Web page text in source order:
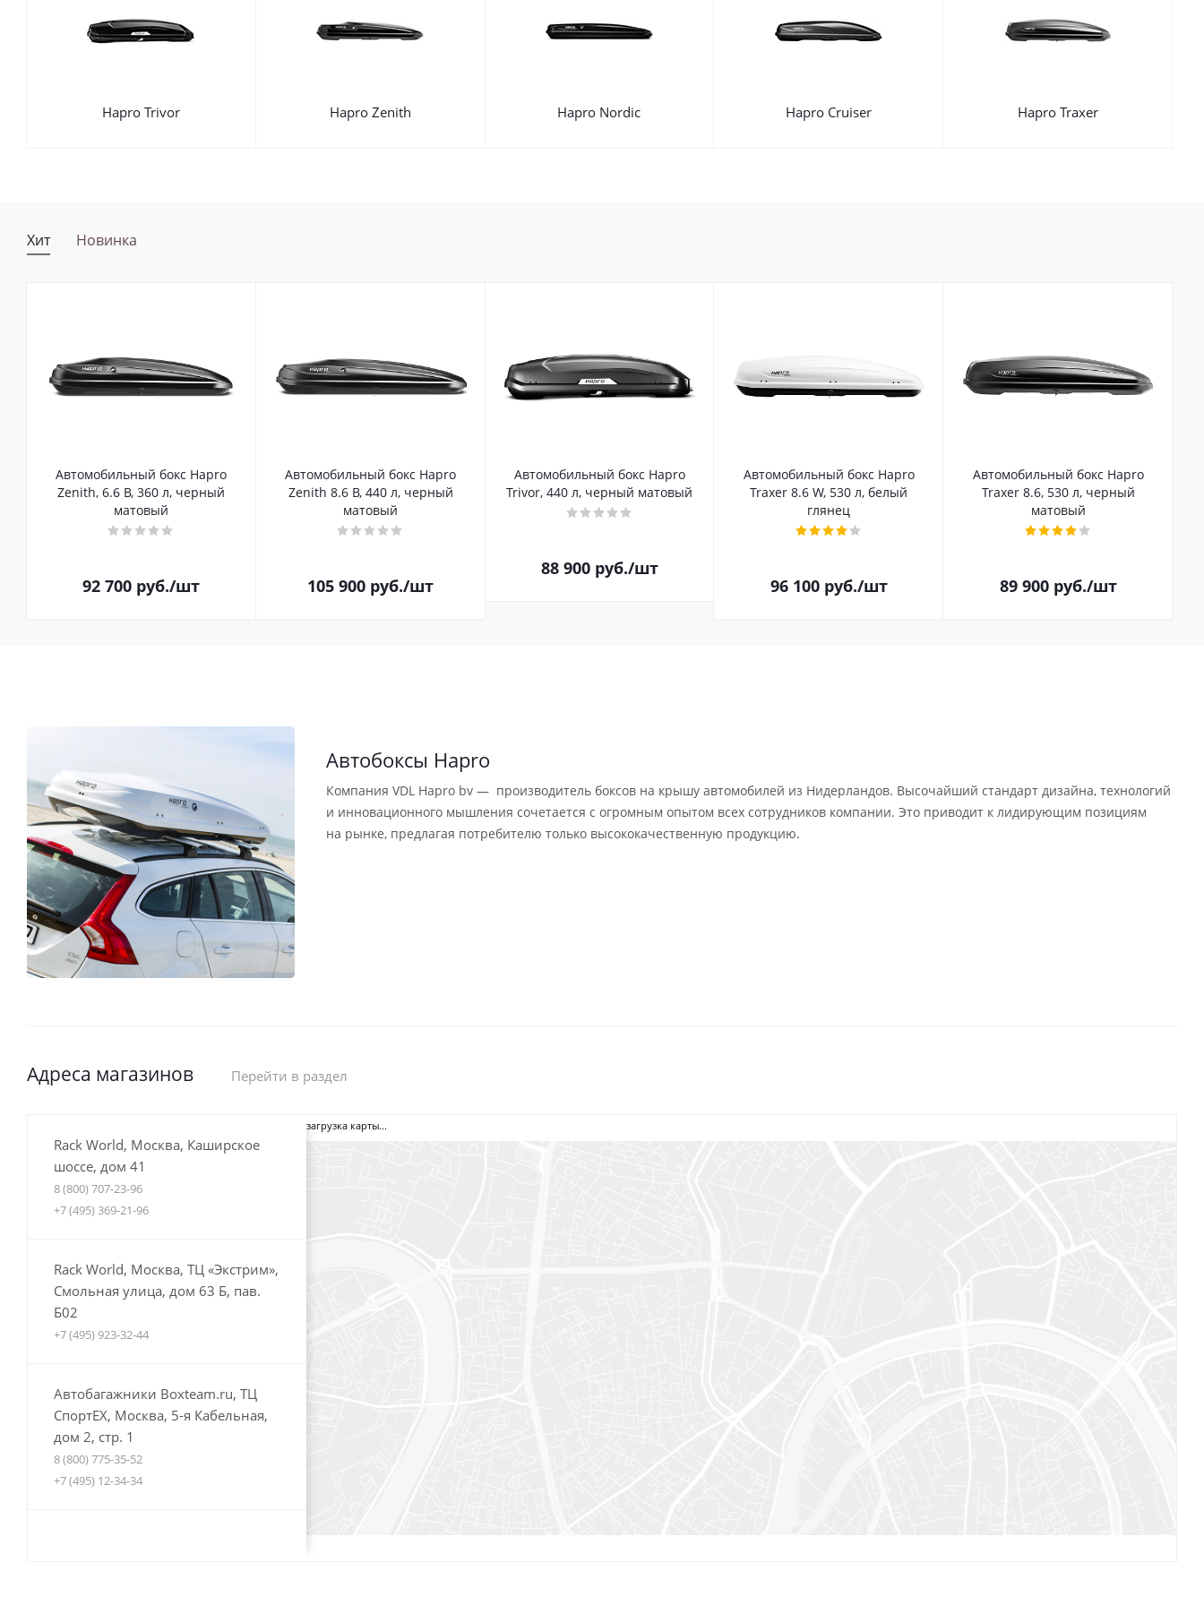
Hapro Trivor Hapro Zenith Hapro Nordic Hapro Cruiser Hapro Traxer
Хит Новинка
Автомобильный бокс Hapro
Zenith, 6.6 B, 360 л, черный
матовый
92 700 руб./шт
Автомобильный бокс Hapro
Zenith 8.6 B, 440 л, черный
матовый
105 900 руб./шт
Автомобильный бокс Hapro
Trivor, 440 л, черный матовый
88 900руб./шт
Автомобильный бокс Hapro
Traxer 8.6 W, 530 л, белый
глянец
96 100руб./шт
Автомобильный бокс Hapro
Traxer 8.6, 530 л, черный
матовый
89 900руб./шт
Автобоксы Hapro
Компания VDL Hapro bv — производитель боксов на крышу автомобилей из Нидерландов. Высочайший стандарт дизайна, технологий
и инновационного мышления сочетается с огромным опытом всех сотрудников компании. Это приводит к лидирующим позициям
на рынке, предлагая потребителю только высококачественную продукцию.
Адреса магазинов Перейти в раздел
Rack World, Москва, Каширское
шоссе, дом 41
8 (800) 707-23-96
+7 (495) 369-21-96
Rack World, Москва, ТЦ «Экстрим»,
Смольная улица, дом 63 Б, пав.
Б02
+7 (495) 923-32-44
Автобагажники Boxteam.ru, ТЦ
СпортЕХ, Москва, 5-я Кабельная,
дом 2, стр. 1
8 (800) 775-35-52
+7 (495) 12-34-34
загрузка карты...